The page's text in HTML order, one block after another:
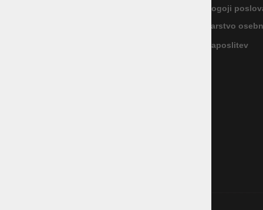
Pogoji
Varstvo
Zaposlitev